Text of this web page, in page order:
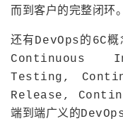
而到客户的完整闭环。
还有DevOps的6C
Continuous
Testing,
Release,
端到端广义的DevOps